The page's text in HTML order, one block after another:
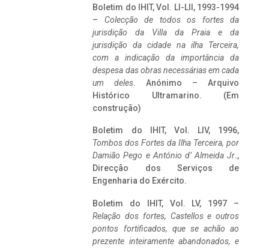
Boletim do IHIT, Vol. LI-LII, 1993-1994
– Colecção de todos os fortes da
jurisdição da Villa da Praia e da
jurisdição da cidade na ilha Terceira,
com a indicação da importância da
despesa das obras necessárias em cada
um deles. Anónimo – Arquivo
Histórico Ultramarino. (Em
construção)
Boletim do IHIT, Vol. LIV, 1996,
Tombos dos Fortes da Ilha Terceira, por
Damião Pego e António d’ Almeida Jr.,
Direcção dos Serviços de
Engenharia do Exército.
Boletim do IHIT, Vol. LV, 1997 –
Relação dos fortes, Castellos e outros
pontos fortificados, que se achão ao
prezente inteiramente abandonados, e